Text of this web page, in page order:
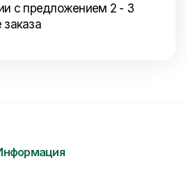
с предложением 2 - 3
нам сообщение